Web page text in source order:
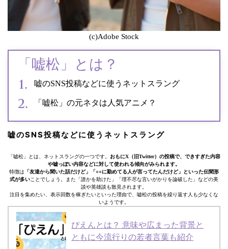
(c)Adobe Stock
「嘘松」とは？
嘘のSNS投稿などに使うネットスラング
「嘘松」の元ネタは人気アニメ？
嘘のSNS投稿などに使うネットスラング
「嘘松」とは、ネットスラングの一つです。
おもにX（旧Twitter）の投稿で、できすぎた内容
や嘘っぽい内容などに対して使われる傾向がみられます。
特徴は 「友達から聞いた話だけど」「○○に勤めてる人が言ってたんだけど」といった伝聞形
式が多いことでしょう。また「誰かを助けた」「理不尽な言いがかりを論破した」などの美
談や英雄談も散見されます。
注目を集めたい、表示回数を稼ぎたいといった理由で、嘘松の投稿を繰り返す人も少なくな
いようです。
ぴえんとは？ 意味や広まった背景と
ともに今流行りの若者言葉も紹介